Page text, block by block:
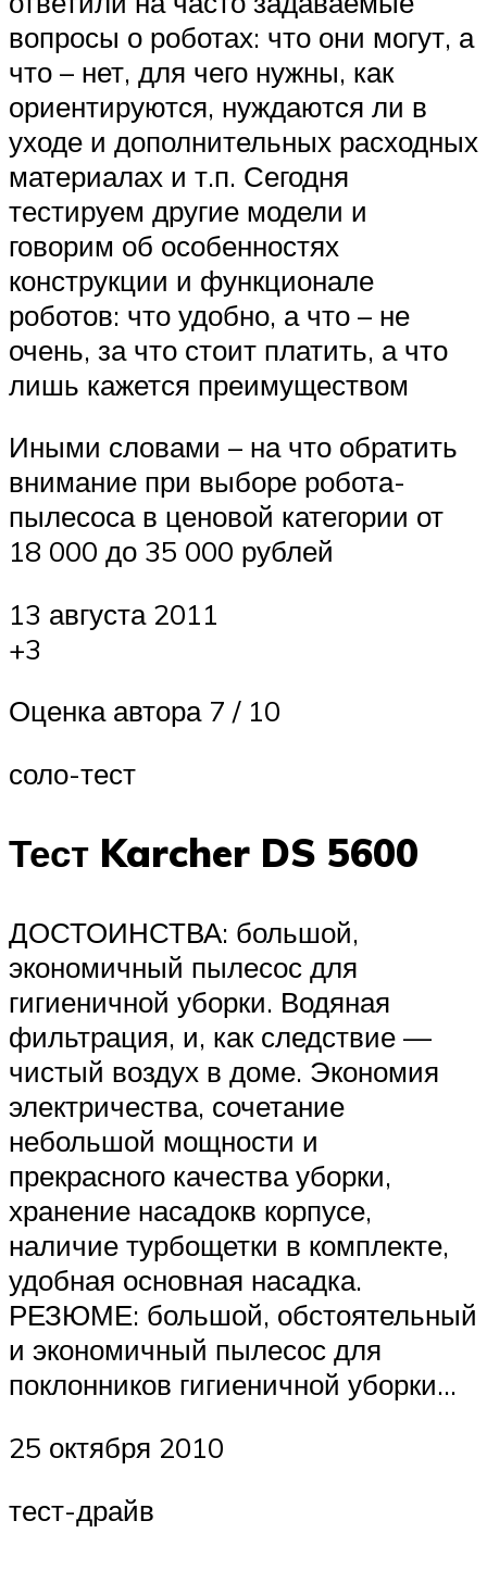
вопросы о роботах: что они могут, а
что – нет, для чего нужны, как
ориентируются, нуждаются ли в
уходе и дополнительных расходных
материалах и т.п. Сегодня
тестируем другие модели и
говорим об особенностях
конструкции и функционале
роботов: что удобно, а что – не
очень, за что стоит платить, а что
лишь кажется преимуществом
Иными словами – на что обратить
внимание при выборе робота-
пылесоса в ценовой категории от
18 000 до 35 000 рублей
13 августа 2011
+3
Оценка автора 7 / 10
соло-тест
Тест Karcher DS 5600
ДОСТОИНСТВА: большой,
экономичный пылесос для
гигиеничной уборки. Водяная
фильтрация, и, как следствие —
чистый воздух в доме. Экономия
электричества, сочетание
небольшой мощности и
прекрасного качества уборки,
хранение насадокв корпусе,
наличие турбощетки в комплекте,
удобная основная насадка.
РЕЗЮМЕ: большой, обстоятельный
и экономичный пылесос для
поклонников гигиеничной уборки…
25 октября 2010
тест-драйв